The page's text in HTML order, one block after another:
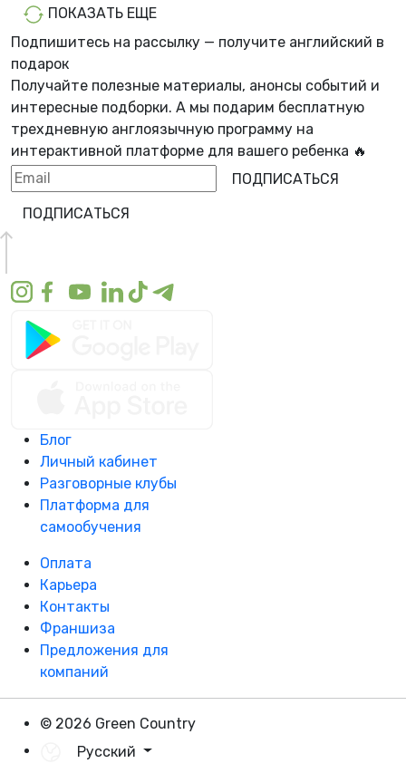
ПОКАЗАТЬ ЕЩЕ
Подпишитесь на рассылку — получите английский в
подарок
Получайте полезные материалы, анонсы событий и
интересные подборки. А мы подарим бесплатную
трехдневную англоязычную программу на
интерактивной платформе для вашего ребенка 🔥
ПОДПИСАТЬСЯ
ПОДПИСАТЬСЯ
Блог
Личный кабинет
Разговорные клубы
Платформа для
самообучения
Оплата
Карьера
Контакты
Франшиза
Предложения для
компаний
© 2026 Green Country
Русский